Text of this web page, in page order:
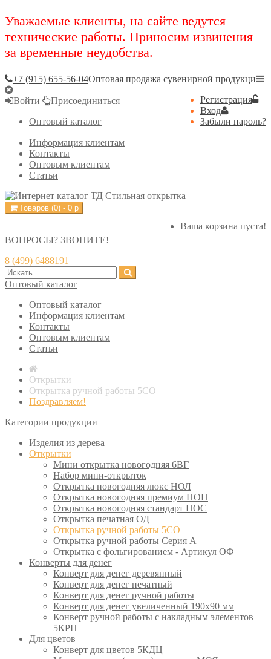
Уважаемые клиенты, на сайте ведутся
технические работы. Приносим извинения
за временные неудобства.
+7 (915) 655-56-04Оптовая продажа сувенирной продукци
Регистрация
Вход
Забыли пароль?
Войти
Присоединиться
Оптовый каталог
Информация клиентам
Контакты
Оптовым клиентам
Статьи
Товаров (0) - 0 р
Ваша корзина пуста!
ВОПРОСЫ? ЗВОНИТЕ!
8 (499) 6488191
Оптовый каталог
Оптовый каталог
Информация клиентам
Контакты
Оптовым клиентам
Статьи
Открытки
Открытка ручной работы 5СО
Поздравляем!
Категории продукции
Изделия из дерева
Открытки
Мини открытка новогодняя 6ВГ
Набор мини-открыток
Открытка новогодняя люкс НОЛ
Открытка новогодняя премиум НОП
Открытка новогодняя стандарт НОС
Открытка печатная ОД
Открытка ручной работы 5СО
Открытка ручной работы Серия А
Открытка с фольгированием - Артикул ОФ
Конверты для денег
Конверт для денег деревянный
Конверт для денег печатный
Конверт для денег ручной работы
Конверт для денег увеличенный 190х90 мм
Конверт ручной работы с накладным элементов
5КРН
Для цветов
Конверт для цветов 5КДЦ